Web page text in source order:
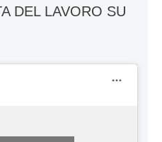
DEL LAVORO SU